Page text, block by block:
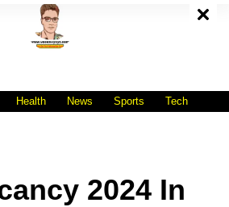
Health News Sports Tech
2024 In